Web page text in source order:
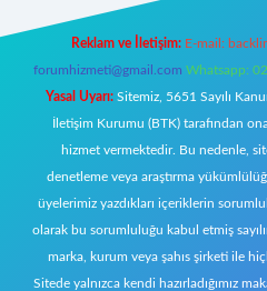
Reklam ve İletişim: E-mail:
forumhizmeti@gmail.com Whatsapp:
Yasal Uyarı: Sitemiz, 5651 Sayılı
İletişim Kurumu (BTK) tarafından
hizmet vermektedir. Bu nedenle,
denetleme veya araştırma
üyelerimiz yazdıkları içeriklerin
olarak bu sorumluluğu kabul etmiş
marka, kurum veya şahıs şirketi ile
Sitede yalnızca kendi hazırladığımız